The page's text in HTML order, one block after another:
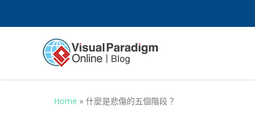
Home » 什麼是悲傷的五個階段？